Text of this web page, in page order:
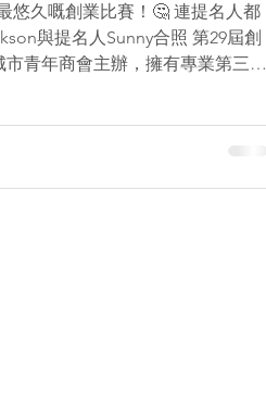
悠久嘅創業比賽！🤔 連提名人都
與提名人Sunny合照 第29屆創
青年商會主辦，擁有專業第三方